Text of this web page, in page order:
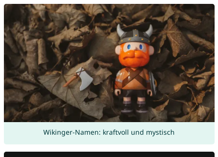
Wikinger-Namen: kraftvoll und mystisch